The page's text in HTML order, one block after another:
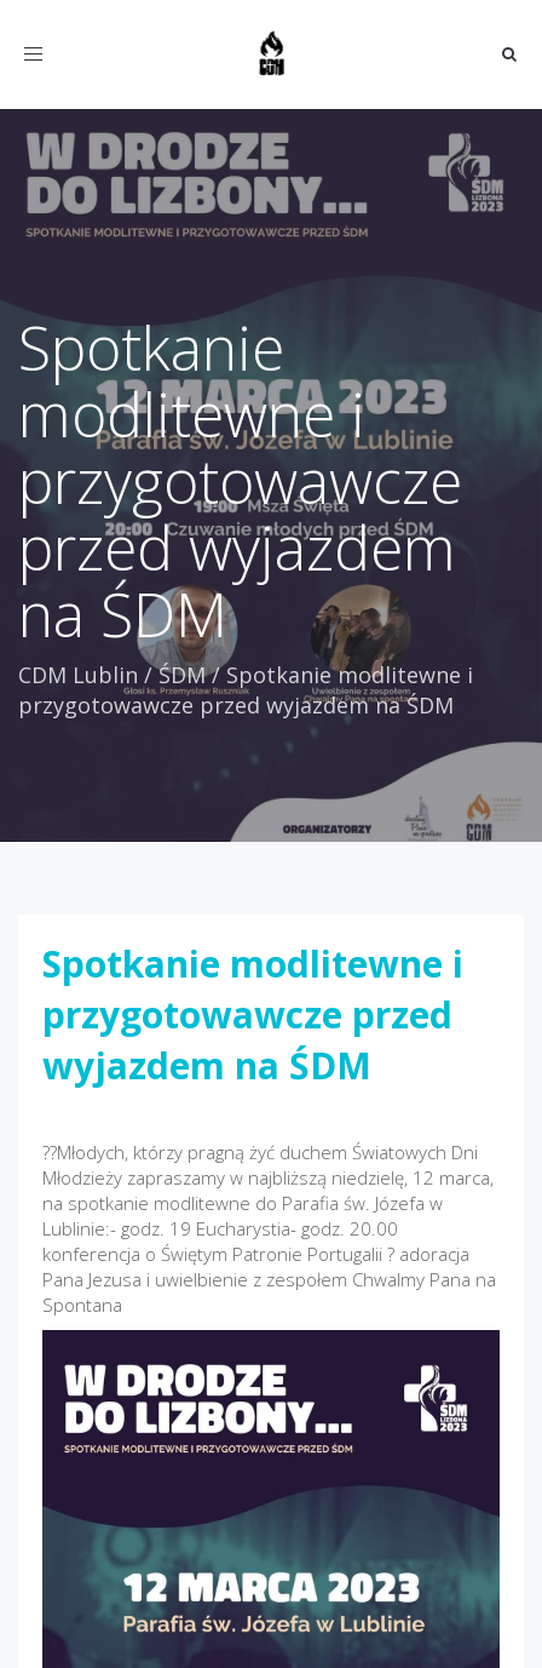
Toggle
Spotkanie
modlitewne i
przygotowawcze
przed wyjazdem
na ŚDM
CDM Lublin /ŚDM/Spotkanie modlitewne i
przygotowawcze przed wyjazdem na ŚDM
Spotkanie modlitewne i
przygotowawcze przed
wyjazdem na ŚDM
??Młodych, którzy pragną żyć duchem Światowych Dni
Młodzieży zapraszamy w najbliższą niedzielę, 12 marca,
na spotkanie modlitewne do Parafia św. Józefa w
Lublinie:- godz. 19 Eucharystia- godz. 20.00
konferencja o Świętym Patronie Portugalii ? adoracja
Pana Jezusa i uwielbienie z zespołem Chwalmy Pana na
Spontana